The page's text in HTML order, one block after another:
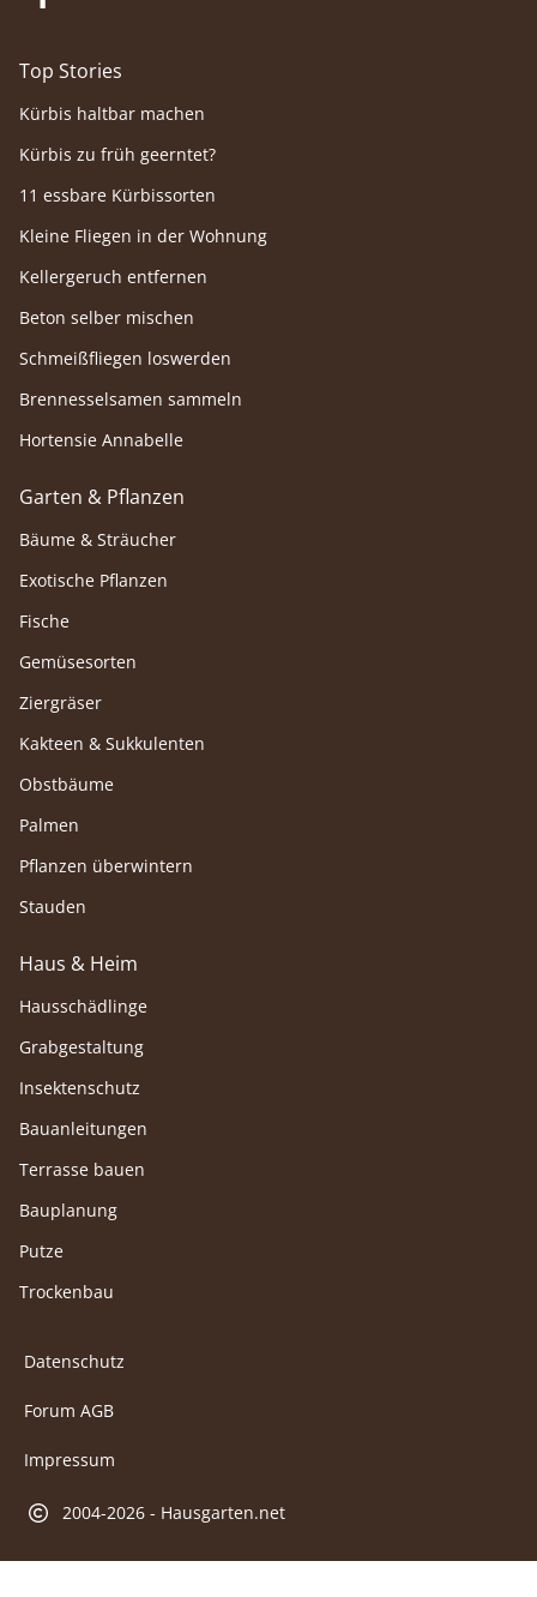
Top Stories
Kürbis haltbar machen
Kürbis zu früh geerntet?
11 essbare Kürbissorten
Kleine Fliegen in der Wohnung
Kellergeruch entfernen
Beton selber mischen
Schmeißfliegen loswerden
Brennesselsamen sammeln
Hortensie Annabelle
Garten & Pflanzen
Bäume & Sträucher
Exotische Pflanzen
Fische
Gemüsesorten
Ziergräser
Kakteen & Sukkulenten
Obstbäume
Palmen
Pflanzen überwintern
Stauden
Haus & Heim
Hausschädlinge
Grabgestaltung
Insektenschutz
Bauanleitungen
Terrasse bauen
Bauplanung
Putze
Trockenbau
Datenschutz
Forum AGB
Impressum
2004-2026 - Hausgarten.net